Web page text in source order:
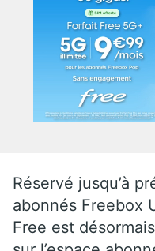
Réservé jusqu’à
abonnés Freebox
Free est